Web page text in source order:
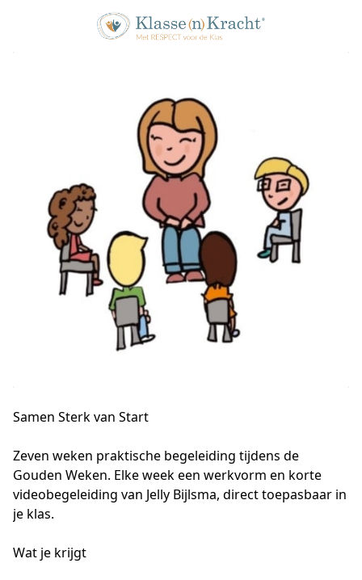
Samen Sterk van Start
Zeven weken praktische begeleiding tijdens de
Gouden Weken. Elke week een werkvorm en korte
videobegeleiding van Jelly Bijlsma, direct toepasbaar in
je klas.
Wat je krijgt